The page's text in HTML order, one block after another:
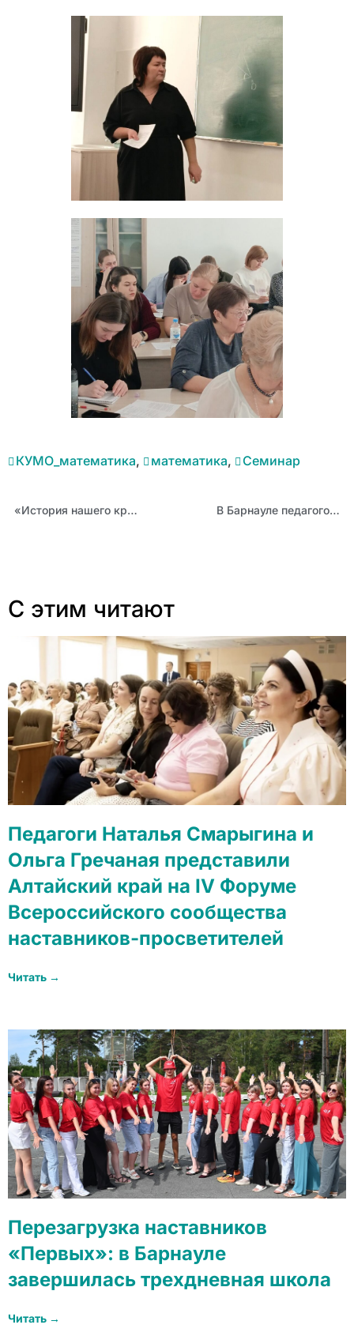
КУМО_математика, математика, Семинар
«История нашего края»: итоги регионального конкурса методических разработок В Барнауле педагогов учили выявлять опасные тенденции в молодёжной среде
С этим читают
Педагоги Наталья Смарыгина и
Ольга Гречаная представили
Алтайский край на IV Форуме
Всероссийского сообщества
наставников-просветителей
Читать →
Перезагрузка наставников
«Первых»: в Барнауле
завершилась трехдневная школа
Читать →